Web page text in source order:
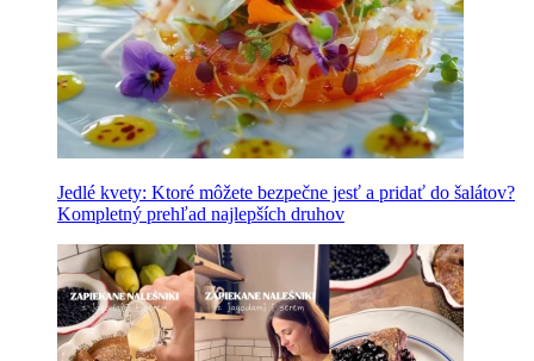
Jedlé kvety: Ktoré môžete bezpečne jesť a pridať do šalátov?
Kompletný prehľad najlepších druhov